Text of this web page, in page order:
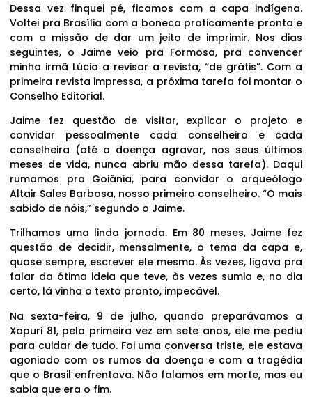
Dessa vez finquei pé, ficamos com a capa indígena.
Voltei pra Brasília com a boneca praticamente pronta e
com a missão de dar um jeito de imprimir. Nos dias
seguintes, o Jaime veio pra Formosa, pra convencer
minha irmã Lúcia a revisar a revista, “de grátis”. Com a
primeira revista impressa, a próxima tarefa foi montar o
Conselho Editorial.
Jaime fez questão de visitar, explicar o projeto e
convidar pessoalmente cada conselheiro e cada
conselheira (até a doença agravar, nos seus últimos
meses de vida, nunca abriu mão dessa tarefa). Daqui
rumamos pra Goiânia, para convidar o arqueólogo
Altair Sales Barbosa, nosso primeiro conselheiro. “O mais
sabido de nóis,” segundo o Jaime.
Trilhamos uma linda jornada. Em 80 meses, Jaime fez
questão de decidir, mensalmente, o tema da capa e,
quase sempre, escrever ele mesmo. Às vezes, ligava pra
falar da ótima ideia que teve, às vezes sumia e, no dia
certo, lá vinha o texto pronto, impecável.
Na sexta-feira, 9 de julho, quando preparávamos a
Xapuri 81, pela primeira vez em sete anos, ele me pediu
para cuidar de tudo. Foi uma conversa triste, ele estava
agoniado com os rumos da doença e com a tragédia
que o Brasil enfrentava. Não falamos em morte, mas eu
sabia que era o fim.